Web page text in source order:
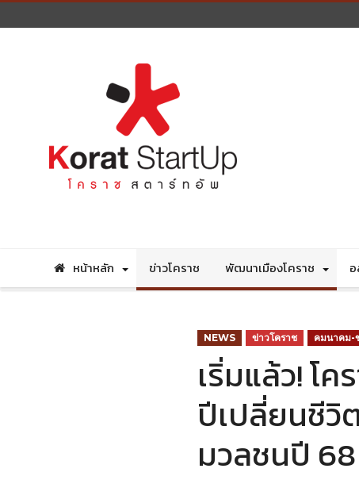
หน้าหลัก ข่าวโคราช พัฒนาเมืองโคราช
NEWS ข่าวโคราช คมนาคม-
เริ่มแล้ว! โ
ปีเปลี่ยนชีวิ
มวลชนปี 68